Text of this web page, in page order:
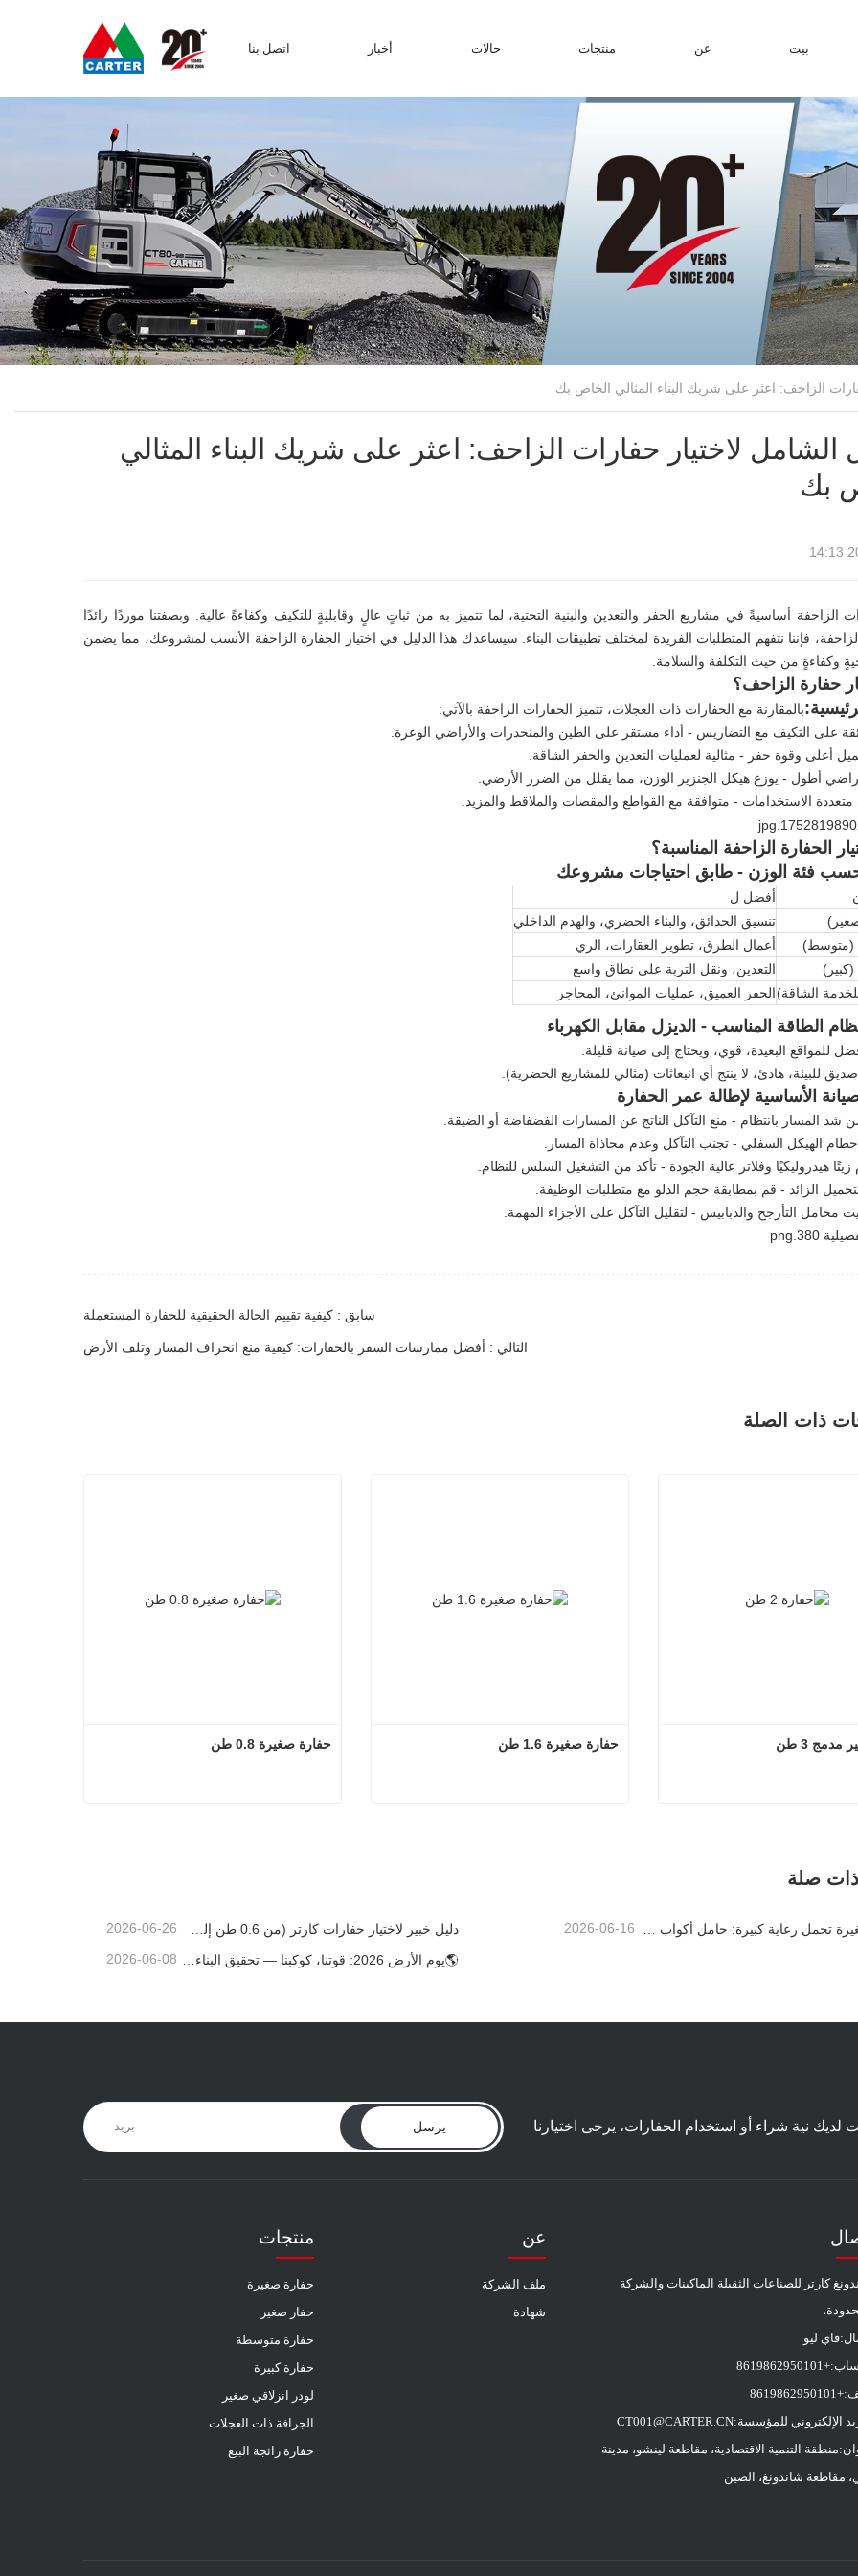
بيت عن منتجات حالات أخبار اتصل بنا
الشامل لاختيار حفارات الزاحف: اعثر على شريك البناء المثالي
بك
الزاحفة أساسيةً في مشاريع الحفر والتعدين والبنية التحتية، لما تتميز به من ثباتٍ عالٍ وقابليةٍ للتكيف وكفاءةً عالية. وبصفتنا موردًا رائدًا
فإننا نتفهم المتطلبات الفريدة لمختلف تطبيقات البناء. سيساعدك هذا الدليل في اختيار الحفارة الزاحفة الأنسب لمشروعك، مما يضمن
وكفاءةٍ من حيث التكلفة والسلامة.
حفارة الزاحف؟
بالمقارنة مع الحفارات ذات العجلات، تتميز الحفارات الزاحفة بالآتي:
على التكيف مع التضاريس - أداء مستقر على الطين والمنحدرات والأراضي الوعرة.
أعلى وقوة حفر - مثالية لعمليات التعدين والحفر الشاقة.
أطول - يوزع هيكل الجنزير الوزن، مما يقلل من الضرر الأرضي.
الاستخدامات - متوافقة مع القواطع والمقصات والملاقط والمزيد.
الحفارة الزاحفة المناسبة؟
أفضل ل
تنسيق الحدائق، والبناء الحضري، والهدم الداخلي
أعمال الطرق، تطوير العقارات، الري
التعدين، ونقل التربة على نطاق واسع
الحفر العميق، عمليات الموانئ، المحاجر
للمواقع البعيدة، قوي، ويحتاج إلى صيانة قليلة.
للبيئة، هادئ، لا ينتج أي انبعاثات (مثالي للمشاريع الحضرية).
الأساسية لإطالة عمر الحفارة
سابق : كيفية تقييم الحالة الحقيقية للحفارة المستعملة
التالي : أفضل ممارسات السفر بالحفارات: كيفية منع انحراف المسار وتلف الأرض
ذات الصلة
حفارة صغيرة 0.8 طن حفارة صغيرة 1.6 طن مدمج 3 طن
ذات صلة
2026-06-26 2026-06-16
🌎يوم الأرض 2026: قوتنا، كوكبنا — تحقيق البناء منخفض الكربون باستخدام حفارات كارتر الصغيرة 2026-06-08
لديك نية شراء أو استخدام الحفارات، يرجى اختيارنا يرسل
عن
ملف الشركة
شهادة
منتجات
حفارة صغيرة
حفار صغير
حفارة متوسطة
حفارة كبيرة
لودر انزلاقي صغير
الجرافة ذات العجلات
حفارة رائجة البيع
كارتر للصناعات الثقيلة الماكينات والشركة
فاي ليو
+8619862950101
+8619862950101
الإلكتروني للمؤسسة:CT001@CARTER.CN
منطقة التنمية الاقتصادية، مقاطعة لينشو، مدينة
مقاطعة شاندونغ، الصين